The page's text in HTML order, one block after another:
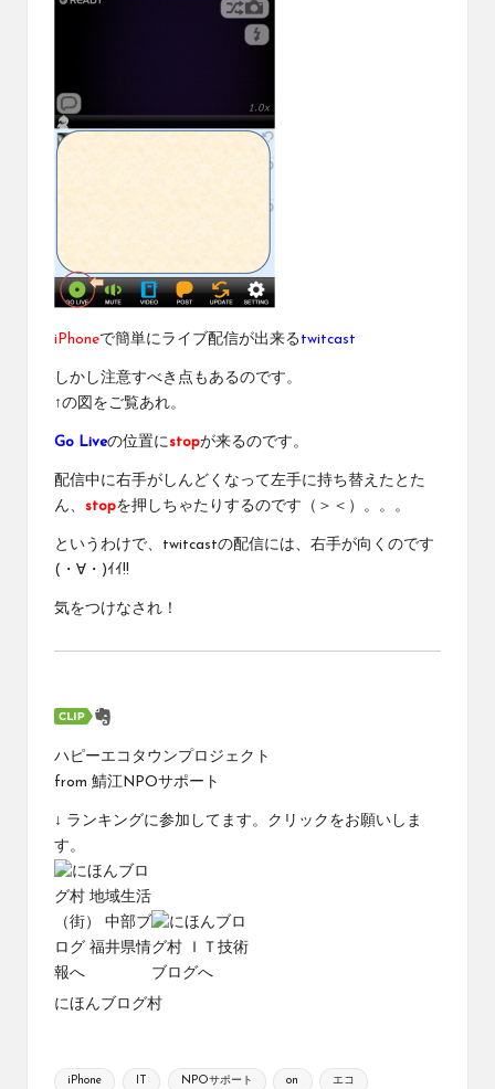
iPhoneで簡単にライブ配信が出来る twitcast
しかし注意すべき点もあるのです。
↑の図をご覧あれ。
Go Liveの位置にstopが来るのです。
配信中に右手がしんどくなって左手に持ち替えたとた
ん、 stopを押しちゃたりするのです（＞＜）。。。
というわけで、twitcastの配信には、右手が向くのです
(・∀・)ｲｲ!!
気をつけなされ！
ハピーエコタウンプロジェクト
from 鯖江NPOサポート
↓ ランキングに参加してます。クリックをお願いしま
す。
にほんブログ村
Tags:
iPhone IT NPOサポート on エコ